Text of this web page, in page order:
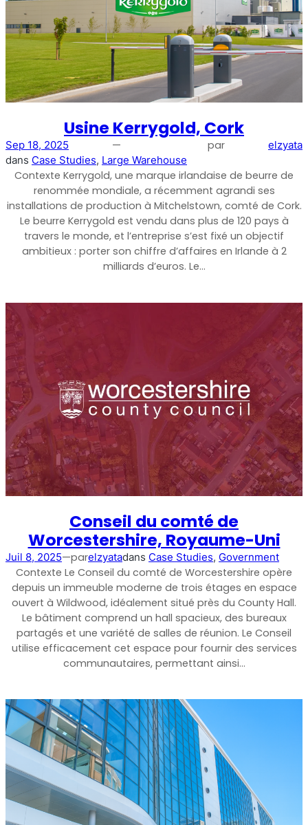
Usine Kerrygold, Cork
Sep 18, 2025 — par
elzyata
dans Case Studies, Large Warehouse
Contexte Kerrygold, une marque irlandaise de beurre de
renommée mondiale, a récemment agrandi ses
installations de production à Mitchelstown, comté de Cork.
Le beurre Kerrygold est vendu dans plus de 120 pays à
travers le monde, et l’entreprise s’est fixé un objectif
ambitieux : porter son chiffre d’affaires en Irlande à 2
milliards d’euros. Le…
Conseil du comté de
Worcestershire, Royaume-Uni
Juil 8, 2025—parelzyatadans Case Studies, Government
Contexte Le Conseil du comté de Worcestershire opère
depuis un immeuble moderne de trois étages en espace
ouvert à Wildwood, idéalement situé près du County Hall.
Le bâtiment comprend un hall spacieux, des bureaux
partagés et une variété de salles de réunion. Le Conseil
utilise efficacement cet espace pour fournir des services
communautaires, permettant ainsi…